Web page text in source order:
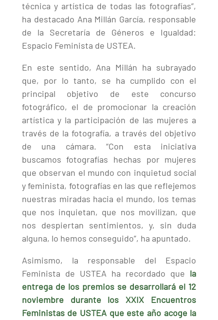
técnica y artística de todas las fotografías”,
ha destacado Ana Millán García, responsable
de la Secretaría de Géneros e Igualdad:
Espacio Feminista de USTEA.
En este sentido, Ana Millán ha subrayado
que, por lo tanto, se ha cumplido con el
principal objetivo de este concurso
fotográfico, el de promocionar la creación
artística y la participación de las mujeres a
través de la fotografía, a través del objetivo
de una cámara. “Con esta iniciativa
buscamos fotografías hechas por mujeres
que observan el mundo con inquietud social
y feminista, fotografías en las que reflejemos
nuestras miradas hacia el mundo, los temas
que nos inquietan, que nos movilizan, que
nos despiertan sentimientos, y, sin duda
alguna, lo hemos conseguido”, ha apuntado.
Asimismo, la responsable del Espacio
Feminista de USTEA ha recordado que la
entrega de los premios se desarrollará el 12
noviembre durante los XXIX Encuentros
Feministas de USTEA que este año acoge la